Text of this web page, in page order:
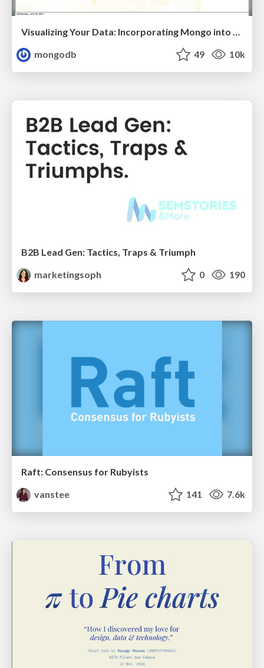
Visualizing Your Data: Incorporating Mongo into Loggly Infrastructure
mongodb
49 10k
B2B Lead Gen: Tactics, Traps & Triumph
marketingsoph
0 190
Raft: Consensus for Rubyists
vanstee
141 7.6k